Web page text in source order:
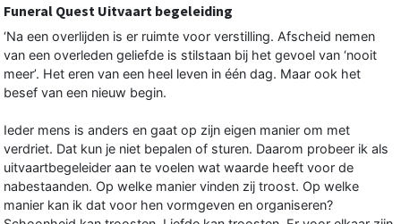
Funeral Quest Uitvaart begeleiding
‘Na een overlijden is er ruimte voor verstilling. Afscheid nemen
van een overleden geliefde is stilstaan bij het gevoel van ‘nooit
meer’. Het eren van een heel leven in één dag. Maar ook het
besef van een nieuw begin.
Ieder mens is anders en gaat op zijn eigen manier om met
verdriet. Dat kun je niet bepalen of sturen. Daarom probeer ik als
uitvaartbegeleider aan te voelen wat waarde heeft voor de
nabestaanden. Op welke manier vinden zij troost. Op welke
manier kan ik dat voor hen vormgeven en organiseren?